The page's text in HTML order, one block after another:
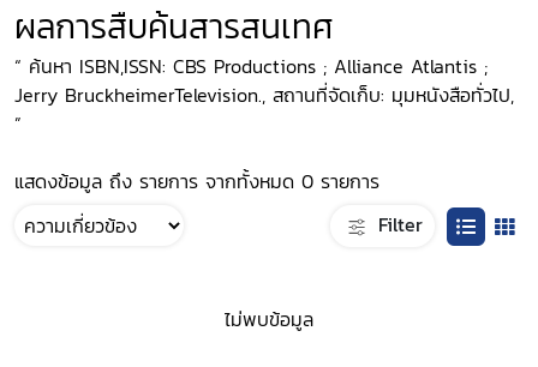
ผลการสืบค้นสารสนเทศ
“ ค้นหา ISBN,ISSN: CBS Productions ; Alliance Atlantis ;
Jerry BruckheimerTelevision., สถานที่จัดเก็บ: มุมหนังสือทั่วไป,
”
แสดงข้อมูล ถึง รายการ จากทั้งหมด 0 รายการ
Filter
ไม่พบข้อมูล